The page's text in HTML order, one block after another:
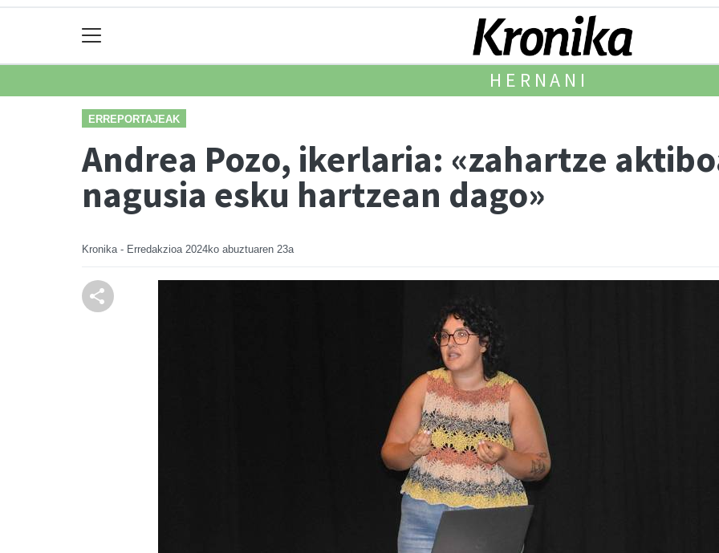
HERNANI
ERREPORTAJEAK
Andrea Pozo, ikerlaria: «zahartze
nagusia esku hartzean dago»
Kronika - Erredakzioa 2024ko abuztuaren 23a